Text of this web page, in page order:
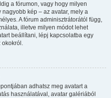
a fórumon, vagy hogy milyen
kép – az avatar, mely a
A fórum adminisztrátorától függ,
illetve milyen módot lehet
beállítani, lépj kapcsolatba egy
okokról.
adhatsz meg avatart a
használatával, avatar galériából